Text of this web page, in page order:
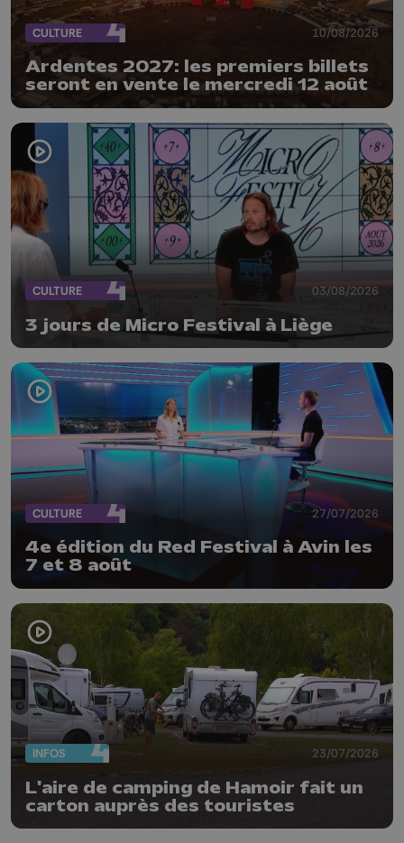
CULTURE 10/08/2026
Ardentes 2027: les premiers billets
seront en vente le mercredi 12 août
CULTURE 03/08/2026
3 jours de Micro Festival à Liège
CULTURE 27/07/2026
4e édition du Red Festival à Avin les
7 et 8 août
INFOS 23/07/2026
L'aire de camping de Hamoir fait un
carton auprès des touristes